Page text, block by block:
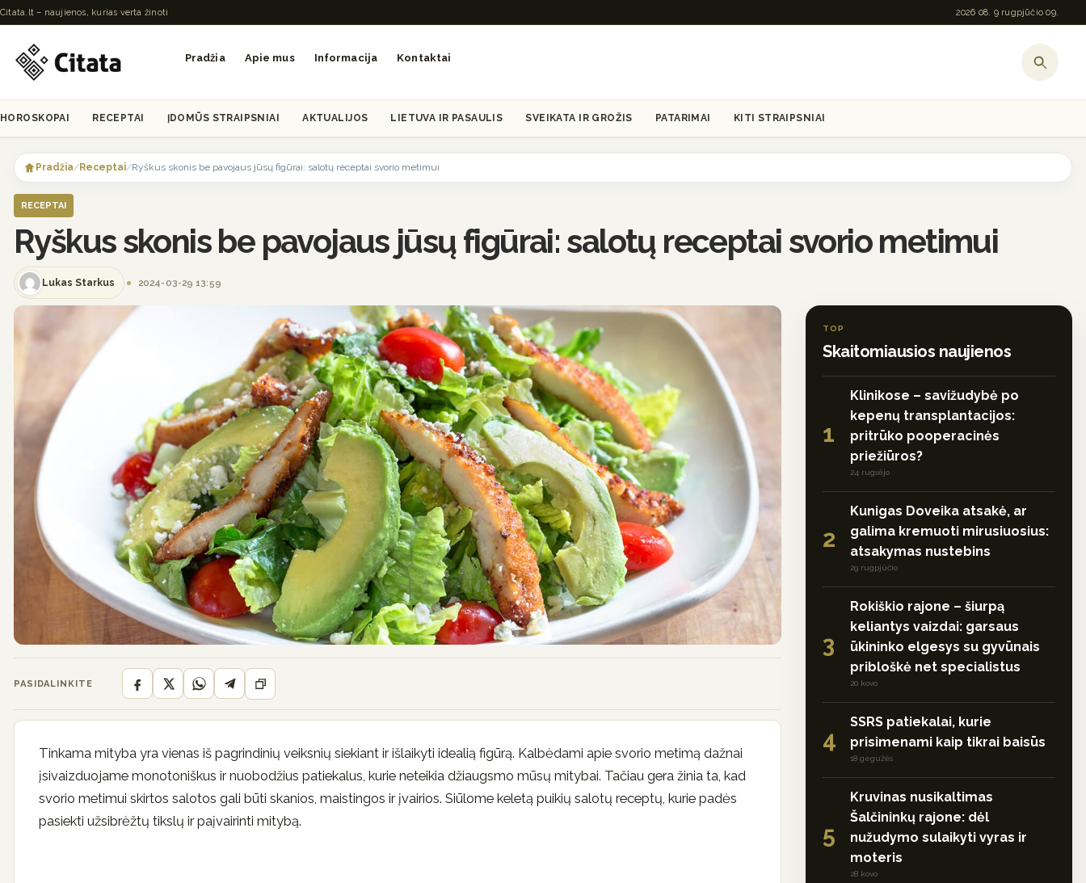
Citata.lt – naujienos, kurias verta žinoti 2026 08. 9 rugpjūčio 09.
Pradžia Apie mus Informacija Kontaktai
HOROSKOPAI RECEPTAI ĮDOMŪS STRAIPSNIAI AKTUALIJOS LIETUVA IR PASAULIS SVEIKATA IR GROŽIS PATARIMAI KITI STRAIPSNIAI
Pradžia/Receptai/Ryškus skonis be pavojaus jūsų figūrai: salotų receptai svorio metimui
RECEPTAI
Ryškus skonis be pavojaus jūsų figūrai: salotų receptai svorio metimui
Lukas Starkus 2024-03-29 13:59
PASIDALINKITE
Tinkama mityba yra vienas iš pagrindinių veiksnių siekiant ir išlaikyti idealią figūrą. Kalbėdami apie svorio metimą dažnai
įsivaizduojame monotoniškus ir nuobodžius patiekalus, kurie neteikia džiaugsmo mūsų mitybai. Tačiau gera žinia ta, kad
svorio metimui skirtos salotos gali būti skanios, maistingos ir įvairios. Siūlome keletą puikių salotų receptų, kurie padės
pasiekti užsibrėžtų tikslų ir paįvairinti mitybą.
TOP
Skaitomiausios naujienos
1
Klinikose – savižudybė po
kepenų transplantacijos:
pritrūko pooperacinės
priežiūros?
24 rugsėjo
2
Kunigas Doveika atsakė, ar
galima kremuoti mirusiuosius:
atsakymas nustebins
29 rugpjūčio
3
Rokiškio rajone – šiurpą
keliantys vaizdai: garsaus
ūkininko elgesys su gyvūnais
pribloškė net specialistus
20 kovo
4
SSRS patiekalai, kurie
prisimenami kaip tikrai baisūs
18 gegužės
5
Kruvinas nusikaltimas
Šalčininkų rajone: dėl
nužudymo sulaikyti vyras ir
moteris
28 kovo